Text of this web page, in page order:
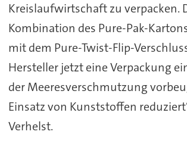
Kreislaufwirtschaft zu verpacken.
Kombination des Pure-Pak-
mit dem Pure-Twist-Flip-
Hersteller jetzt eine Verpackung
der Meeresverschmutzung
Einsatz von Kunststoffen
Verhelst.